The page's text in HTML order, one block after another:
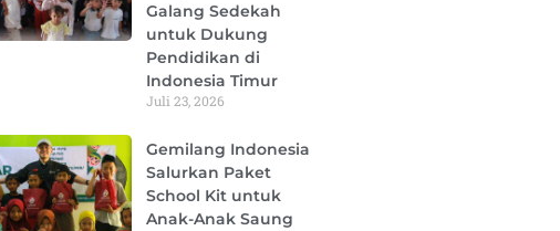
Galang Sedekah
untuk Dukung
Pendidikan di
Indonesia Timur
Juli 23, 2026
Gemilang Indonesia
Salurkan Paket
School Kit untuk
Anak-Anak Saung